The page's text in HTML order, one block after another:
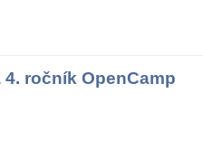
ročník OpenCamp